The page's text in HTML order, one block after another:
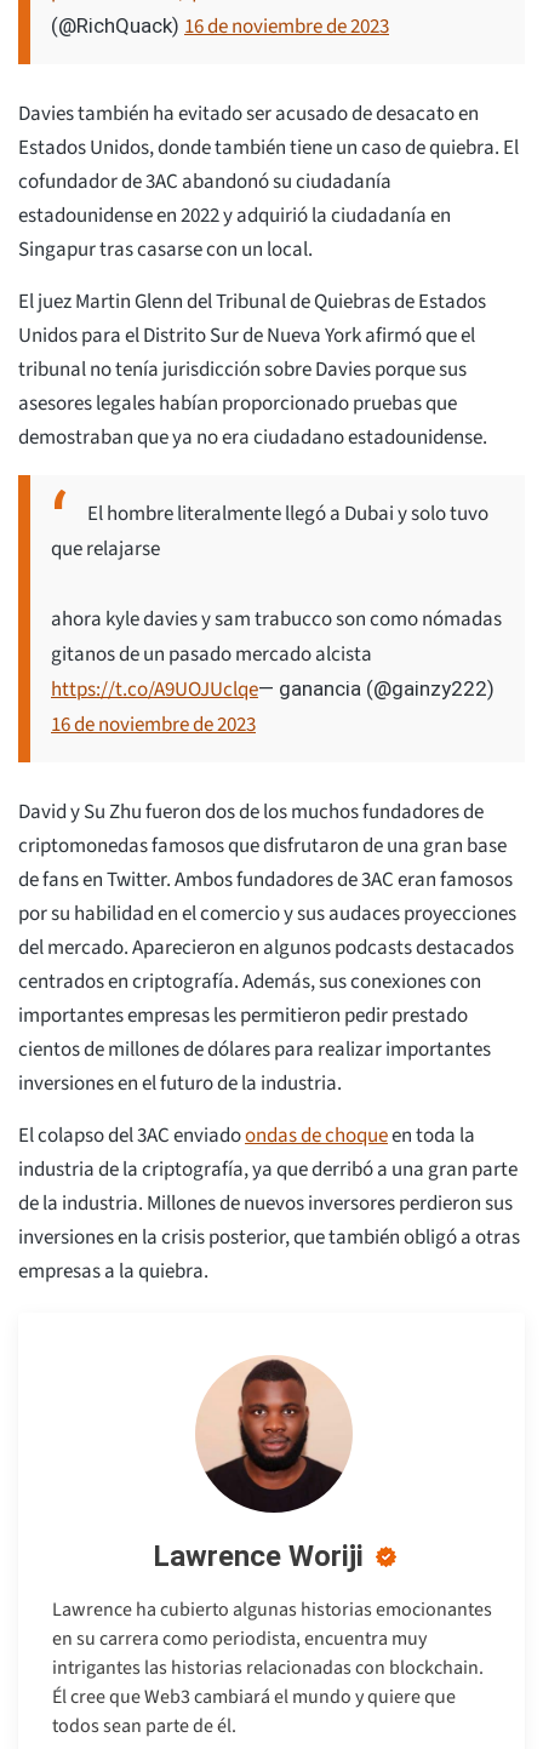
(@RichQuack) 16 de noviembre de 2023
Davies también ha evitado ser acusado de desacato en
Estados Unidos, donde también tiene un caso de quiebra. El
cofundador de 3AC abandonó su ciudadanía
estadounidense en 2022 y adquirió la ciudadanía en
Singapur tras casarse con un local.
El juez Martin Glenn del Tribunal de Quiebras de Estados
Unidos para el Distrito Sur de Nueva York afirmó que el
tribunal no tenía jurisdicción sobre Davies porque sus
asesores legales habían proporcionado pruebas que
demostraban que ya no era ciudadano estadounidense.
El hombre literalmente llegó a Dubai y solo tuvo
que relajarse
ahora kyle davies y sam trabucco son como nómadas
gitanos de un pasado mercado alcista
https://t.co/A9UOJUclqe— ganancia (@gainzy222)
16 de noviembre de 2023
David y Su Zhu fueron dos de los muchos fundadores de
criptomonedas famosos que disfrutaron de una gran base
de fans en Twitter. Ambos fundadores de 3AC eran famosos
por su habilidad en el comercio y sus audaces proyecciones
del mercado. Aparecieron en algunos podcasts destacados
centrados en criptografía. Además, sus conexiones con
importantes empresas les permitieron pedir prestado
cientos de millones de dólares para realizar importantes
inversiones en el futuro de la industria.
El colapso del 3AC enviadoondas de choqueen toda la
industria de la criptografía, ya que derribó a una gran parte
de la industria. Millones de nuevos inversores perdieron sus
inversiones en la crisis posterior, que también obligó a otras
empresas a la quiebra.
Lawrence Woriji
Lawrence ha cubierto algunas historias emocionantes
en su carrera como periodista, encuentra muy
intrigantes las historias relacionadas con blockchain.
Él cree que Web3 cambiará el mundo y quiere que
todos sean parte de él.